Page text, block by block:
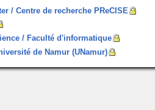
/ Centre de recherche PReCISE
/ Faculté d'informatique
de Namur (UNamur)